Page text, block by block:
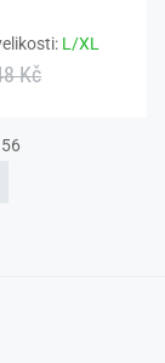
L/XL
Kč